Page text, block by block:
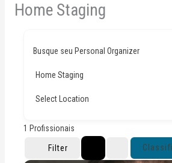
Home Staging
Busque seu Personal Organizer
1 Profissionais
Filter